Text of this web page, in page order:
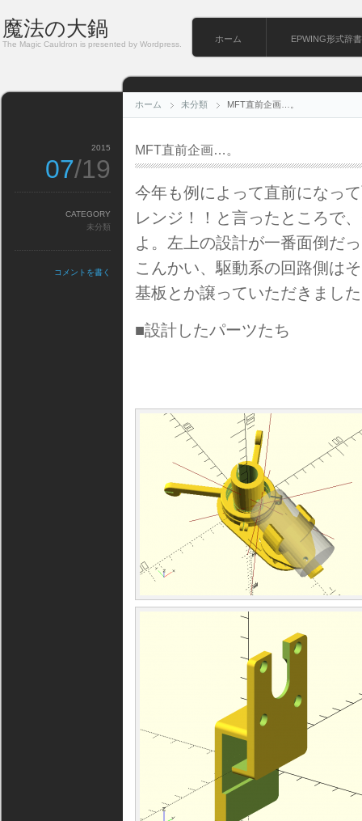
魔法の大鍋
The Magic Cauldron is presented by Wordpress.
ホーム EPWING形式辞書
ホーム 未分類 MFT直前企画…。
MFT直前企画…。
今年も例によって直前になっ
レンジ！！と言ったところで
よ。左上の設計が一番面倒だ
こんかい、駆動系の回路側は
基板とか譲っていただきまし
■設計したパーツたち
2015
07/19
CATEGORY
未分類
コメントを書く